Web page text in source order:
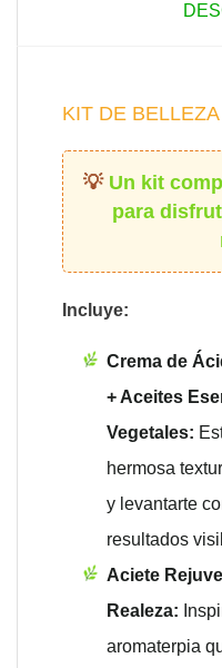
KIT DE
Un kit
para
Incluye:
Crema de
+ Aceites
Vegetales:
hermosa
y levantarte
resultados
Aciete
Realeza:
aromaterpia